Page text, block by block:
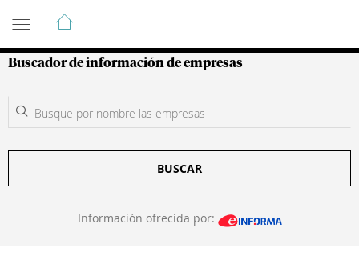
Guía de Empresas Colombianas
Buscador de información de empresas
BUSCAR
Información ofrecida por: